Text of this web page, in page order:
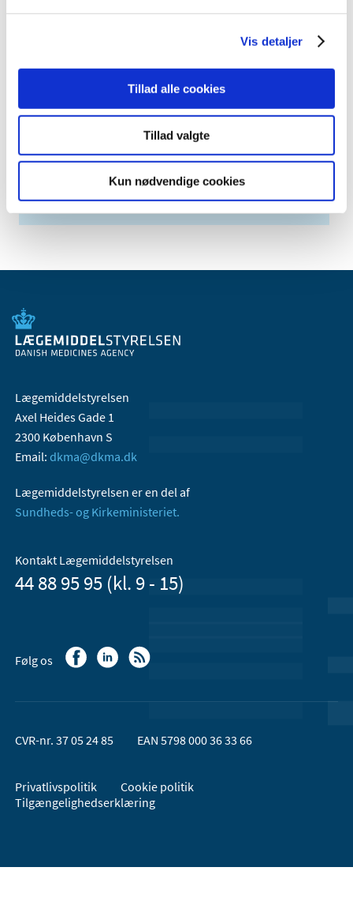
Vis detaljer
Tillad alle cookies
Tillad valgte
Kun nødvendige cookies
2011 (13)
2009 (14)
2007 (3)
2005 (2)
Lægemiddelstyrelsen
Axel Heides Gade 1
2300 København S
Email: dkma@dkma.dk
Lægemiddelstyrelsen er en del af
Sundheds- og Kirkeministeriet.
Kontakt Lægemiddelstyrelsen
44 88 95 95 (kl. 9 - 15)
Følg os
CVR-nr. 37 05 24 85 EAN 5798 000 36 33 66
Privatlivspolitik
Cookie politik
Tilgængelighedserklæring